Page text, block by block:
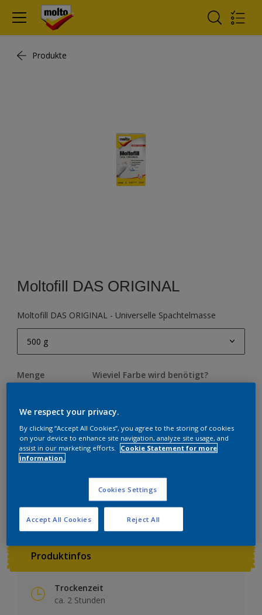
Produkte
Moltofill DAS ORIGINAL
Moltofill DAS ORIGINAL - Universelle Spachtelmasse
500 g
1 kg
2 kg
5 kg
10 kg
Menge Wieviel Farbe wird benötigt?
ZUR EINKAUFSLISTE HINZUFÜGEN
Einen Händler finden
Produktinfos
Trockenzeit
ca. 2 Stunden
We respect your privacy.
By clicking “Accept All Cookies”, you agree to the storing of cookies
on your device to enhance site navigation, analyze site usage, and
assist in our marketing efforts.
Cookie Statement for more
information.
Cookies Settings
Reject All
Accept All Cookies